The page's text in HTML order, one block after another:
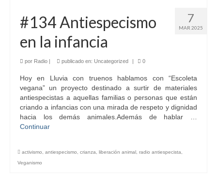
7
MAR 2025
#134 Antiespecismo
en la infancia
por Radio publicado en: Uncategorized 0
Hoy en Lluvia con truenos hablamos con “Escoleta
vegana” un proyecto destinado a surtir de materiales
antiespecistas a aquellas familias o personas que están
criando a infancias con una mirada de respeto y dignidad
hacia los demás animales.Además de hablar …
Continuar
activismo, antiespecismo, crianza, liberación animal , radio antiespecista,
Veganismo